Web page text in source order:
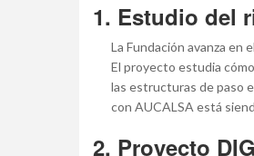
1. Estudio del
La Fundación avanza en
El proyecto estudia
las estructuras de paso
con AUCALSA está
2. Proyecto